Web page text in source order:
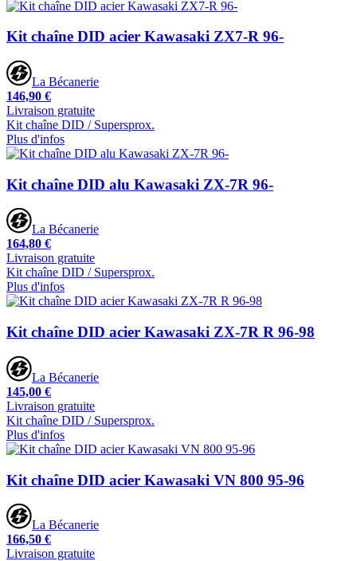
Kit chaîne DID acier Kawasaki ZX7-R 96-
La Bécanerie
146,90 €
Livraison gratuite
Kit chaîne DID / Supersprox.
Plus d'infos
Kit chaîne DID alu Kawasaki ZX-7R 96-
La Bécanerie
164,80 €
Livraison gratuite
Kit chaîne DID / Supersprox.
Plus d'infos
Kit chaîne DID acier Kawasaki ZX-7R R 96-98
La Bécanerie
145,00 €
Livraison gratuite
Kit chaîne DID / Supersprox.
Plus d'infos
Kit chaîne DID acier Kawasaki VN 800 95-96
La Bécanerie
166,50 €
Livraison gratuite